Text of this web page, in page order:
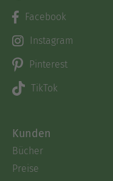
Facebook
Instagram
Pinterest
TikTok
Kunden
Bücher
Preise